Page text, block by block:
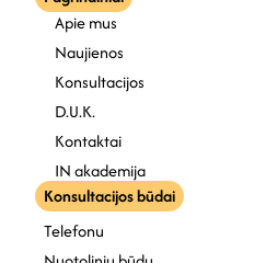
Apie mus
Naujienos
Konsultacijos
D.U.K.
Kontaktai
IN akademija
Konsultacijos būdai
Telefonu